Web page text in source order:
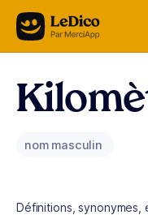
Aller au contenu
nom masculin
Définitions, synonymes,